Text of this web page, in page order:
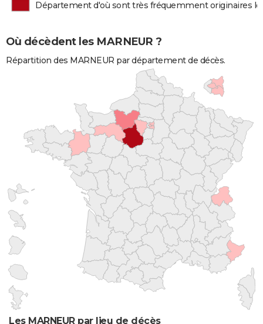
Département d'où sont très fréquemment originaires
Où décèdent les MARNEUR ?
Répartition des MARNEUR par département de décès.
Les MARNEUR par lieu de décès